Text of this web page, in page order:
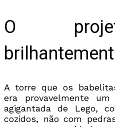
O
A torre que os
era provavelmente
agigantada de Lego,
cozidos, não com